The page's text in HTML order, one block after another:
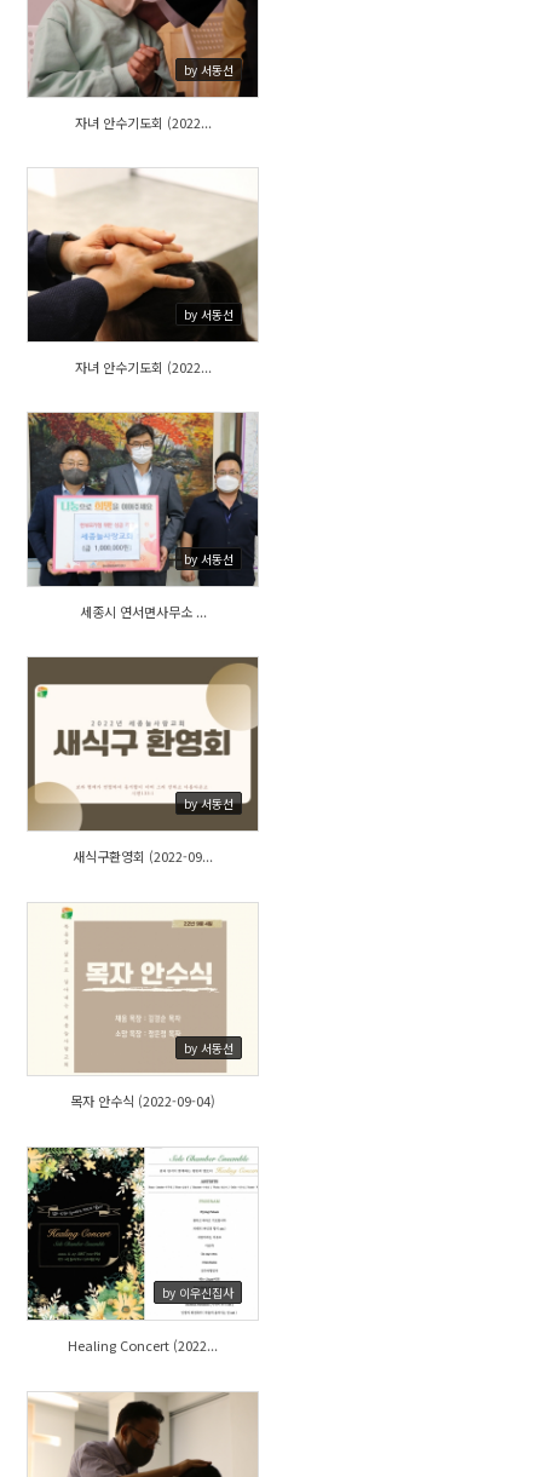
by 서동선
자녀 안수기도회 (2022...
by 서동선
485
자녀 안수기도회 (2022...
by 서동선
561
세종시 연서면사무소 ...
by 서동선
538
새식구환영회 (2022-09...
by 서동선
514
목자 안수식 (2022-09-04)
by 이우신집사
533
Healing Concert (2022...
447